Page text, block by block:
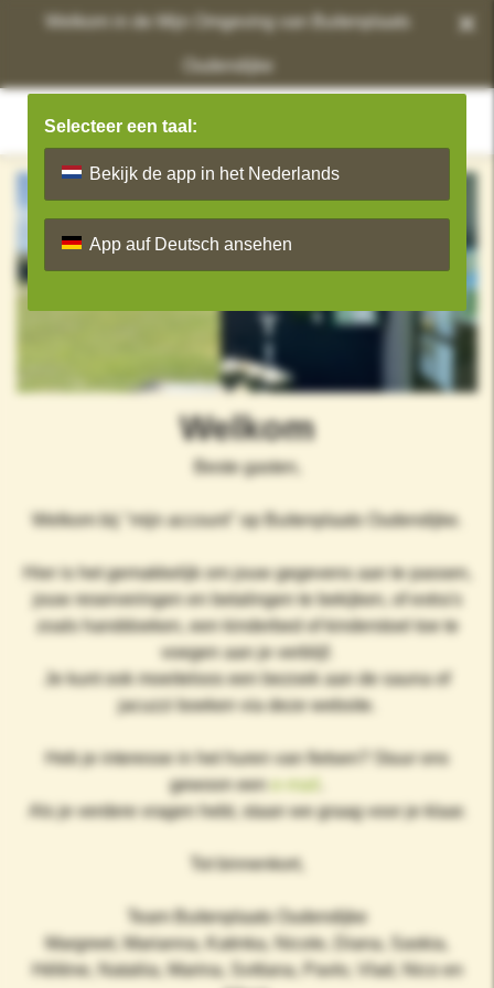
Welkom in de Mijn Omgeving van Buitenplaats
Oudendijke
×
Selecteer een taal:
Bekijk de app in het Nederlands
App auf Deutsch ansehen
Welkom
Beste gasten,
Welkom bij "mijn account" op Buitenplaats Oudendijke.
Hier is het gemakkelijk om jouw gegevens aan te passen,
jouw reserveringen en betalingen te bekijken, of extra's
zoals handdoeken, een kinderbed of kinderstoel toe te
voegen aan je verblijf.
Je kunt ook moeiteloos een bezoek aan de sauna of
jacuzzi boeken via deze website.
Heb je interesse in het huren van fietsen? Stuur ons
gewoon een
e-mail
Als je verdere vragen hebt, staan we graag voor je klaar.
Tot binnenkort,
Team Buitenplaats Oudendijke
Margreet, Marianna, Katinka, Nicole, Diana, Saskia,
Hélène, Nataliia, Marina, Svitlana, Pavlo, Vlad, Nico en